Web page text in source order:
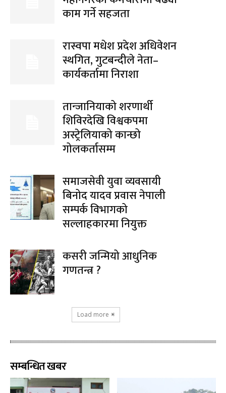
काम गर्ने सहजता
रास्वपा मधेश प्रदेश अधिवेशन
स्थगित, गुटबन्दीले नेता–
कार्यकर्तामा निराशा
तान्जानियाको शरणार्थी
शिविरदेखि विश्वकपमा
अस्ट्रेलियाको कान्छो
गोलकर्तासम्म
समाजसेवी युवा व्यवसायी
बिनोद यादव प्रवास नेपाली
सम्पर्क विभागको
सल्लाहकारमा नियुक्त
कसरी जन्मियो आधुनिक
गणतन्त्र ?
Load more
सम्बन्धित खबर